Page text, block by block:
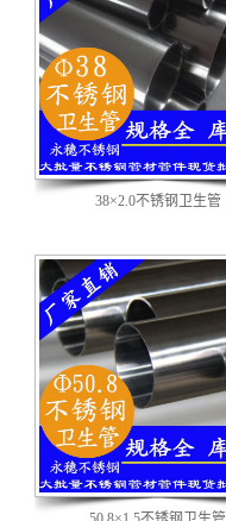
38×2.0不锈钢卫生管